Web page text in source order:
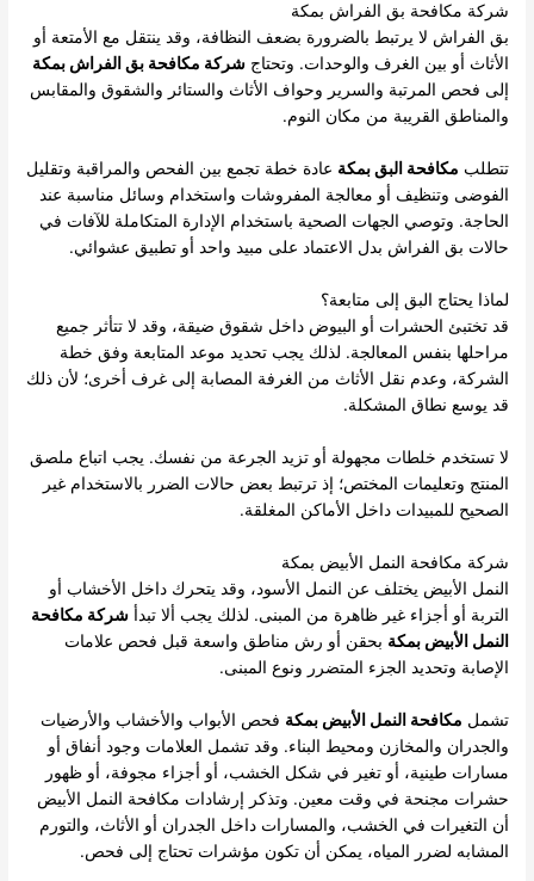
شركة مكافحة بق الفراش بمكة
بق الفراش لا يرتبط بالضرورة بضعف النظافة، وقد ينتقل مع الأمتعة أو
الأثاث أو بين الغرف والوحدات. وتحتاجشركة مكافحة بق الفراش بمكة
إلى فحص المرتبة والسرير وحواف الأثاث والستائر والشقوق والمقابس
والمناطق القريبة من مكان النوم.
تتطلب مكافحة البق بمكة عادة خطة تجمع بين الفحص والمراقبة وتقليل
الفوضى وتنظيف أو معالجة المفروشات واستخدام وسائل مناسبة عند
الحاجة. وتوصي الجهات الصحية باستخدام الإدارة المتكاملة للآفات في
حالات بق الفراش بدل الاعتماد على مبيد واحد أو تطبيق عشوائي.
لماذا يحتاج البق إلى متابعة؟
قد تختبئ الحشرات أو البيوض داخل شقوق ضيقة، وقد لا تتأثر جميع
مراحلها بنفس المعالجة. لذلك يجب تحديد موعد المتابعة وفق خطة
الشركة، وعدم نقل الأثاث من الغرفة المصابة إلى غرف أخرى؛ لأن ذلك
قد يوسع نطاق المشكلة.
لا تستخدم خلطات مجهولة أو تزيد الجرعة من نفسك. يجب اتباع ملصق
المنتج وتعليمات المختص؛ إذ ترتبط بعض حالات الضرر بالاستخدام غير
الصحيح للمبيدات داخل الأماكن المغلقة.
شركة مكافحة النمل الأبيض بمكة
النمل الأبيض يختلف عن النمل الأسود، وقد يتحرك داخل الأخشاب أو
التربة أو أجزاء غير ظاهرة من المبنى. لذلك يجب ألا تبدأشركة مكافحة
النمل الأبيض بمكة بحقن أو رش مناطق واسعة قبل فحص علامات
الإصابة وتحديد الجزء المتضرر ونوع المبنى.
تشمل مكافحة النمل الأبيض بمكة فحص الأبواب والأخشاب والأرضيات
والجدران والمخازن ومحيط البناء. وقد تشمل العلامات وجود أنفاق أو
مسارات طينية، أو تغير في شكل الخشب، أو أجزاء مجوفة، أو ظهور
حشرات مجنحة في وقت معين. وتذكر إرشادات مكافحة النمل الأبيض
أن التغيرات في الخشب، والمسارات داخل الجدران أو الأثاث، والتورم
المشابه لضرر المياه، يمكن أن تكون مؤشرات تحتاج إلى فحص.